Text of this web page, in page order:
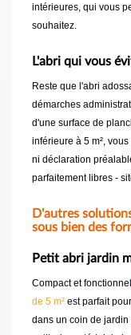
intérieures, qui vous
souhaitez.
L'abri qui vous
Reste que l'abri
démarches
d'une surface de
inférieure à 5 m²,
ni déclaration
parfaitement libres -
D'autres
sous bien des
Petit abri jardin
Compact et fonctionnel,
de 5 m² est parfait
dans un coin de